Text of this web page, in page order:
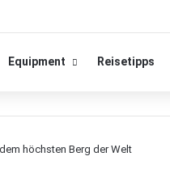
Equipment Reisetipps
höchsten Berg der Welt